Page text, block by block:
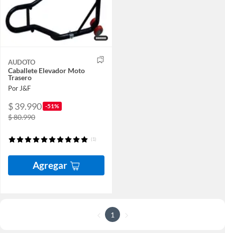
AUDOTO
Caballete Elevador Moto
Trasero
Por J&F
$ 39.990 -51%
$ 80.990
(1)
Agregar
1